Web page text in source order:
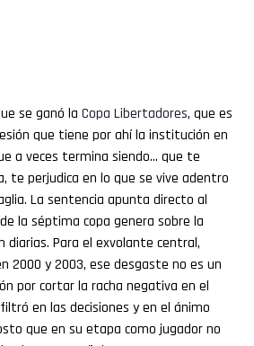
se ganó la Copa Libertadores, que es
que tiene por ahí la institución en
a veces termina siendo… que te
te perjudica en lo que se vive adentro
La sentencia apunta directo al
la séptima copa genera sobre la
diarias. Para el exvolante central,
2000 y 2003, ese desgaste no es un
por cortar la racha negativa en el
en las decisiones y en el ánimo
que en su etapa como jugador no